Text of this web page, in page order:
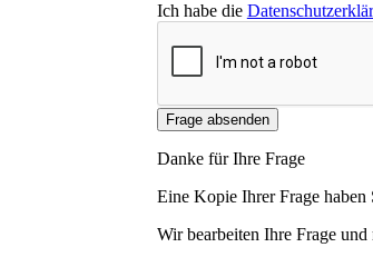
Ich habe die
Frage absenden
Danke für Ihre Frage
Eine Kopie Ihrer Frage
Wir bearbeiten Ihre Frage